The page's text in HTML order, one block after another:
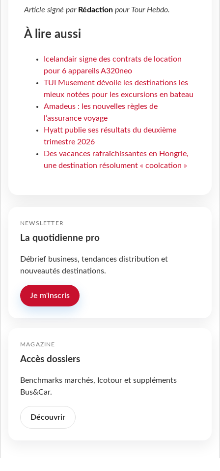
Article signé par Rédaction pour Tour Hebdo.
À lire aussi
Icelandair signe des contrats de location
pour 6 appareils A320neo
TUI Musement dévoile les destinations les
mieux notées pour les excursions en bateau
Amadeus : les nouvelles règles de
l’assurance voyage
Hyatt publie ses résultats du deuxième
trimestre 2026
Des vacances rafraîchissantes en Hongrie,
une destination résolument « coolcation »
NEWSLETTER
La quotidienne pro
Débrief business, tendances distribution et
nouveautés destinations.
Je m'inscris
MAGAZINE
Accès dossiers
Benchmarks marchés, Icotour et suppléments
Bus&Car.
Découvrir